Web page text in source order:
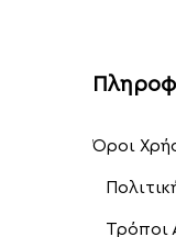
Όροι
Τρόποι